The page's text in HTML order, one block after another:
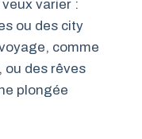
varier :
ou des city
comme
ou des rêves
plongée